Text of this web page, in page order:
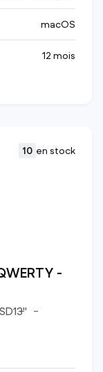
macOS
12 mois
10 en stock
-
13"